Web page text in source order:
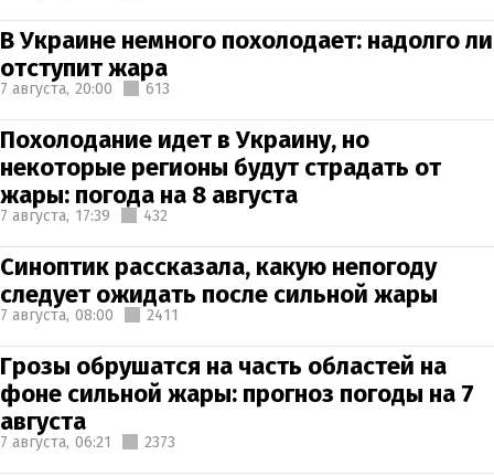
В Украине немного похолодает: надолго ли
отступит жара
7 августа, 20:00 613
Похолодание идет в Украину, но
некоторые регионы будут страдать от
жары: погода на 8 августа
7 августа, 17:39 432
Синоптик рассказала, какую непогоду
следует ожидать после сильной жары
7 августа, 08:00 2411
Грозы обрушатся на часть областей на
фоне сильной жары: прогноз погоды на 7
августа
7 августа, 06:21 2373